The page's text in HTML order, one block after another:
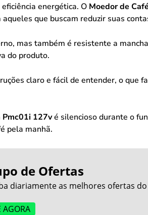
energética. O Moedor de
que buscam reduzir suas
mas também é resistente a
do produto.
claro e fácil de entender, o que
Pmc01i 127vé silencioso durante o
pela manhã.
de Ofertas
diariamente as melhores ofertas
AGORA